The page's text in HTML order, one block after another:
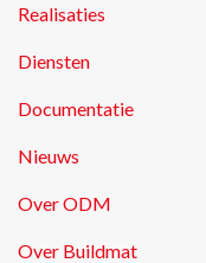
Realisaties
Diensten
Documentatie
Nieuws
Over ODM
Over Buildmat